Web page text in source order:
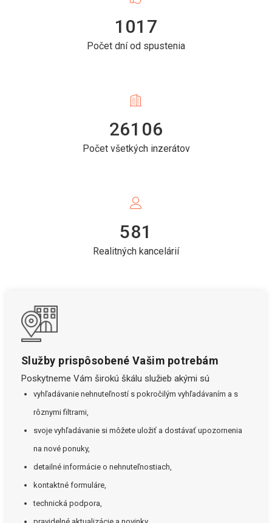
1017
Počet dní od spustenia
26106
Počet všetkých inzerátov
581
Realitných kancelárií
Služby prispôsobené Vašim potrebám
Poskytneme Vám širokú škálu služieb akými sú
vyhľadávanie nehnuteľností s pokročilým vyhľadávaním a s
rôznymi filtrami,
svoje vyhľadávanie si môžete uložiť a dostávať upozornenia
na nové ponuky,
detailné informácie o nehnuteľnostiach,
kontaktné formuláre,
technická podpora,